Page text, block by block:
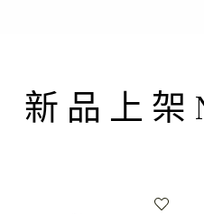
新 品 上 架